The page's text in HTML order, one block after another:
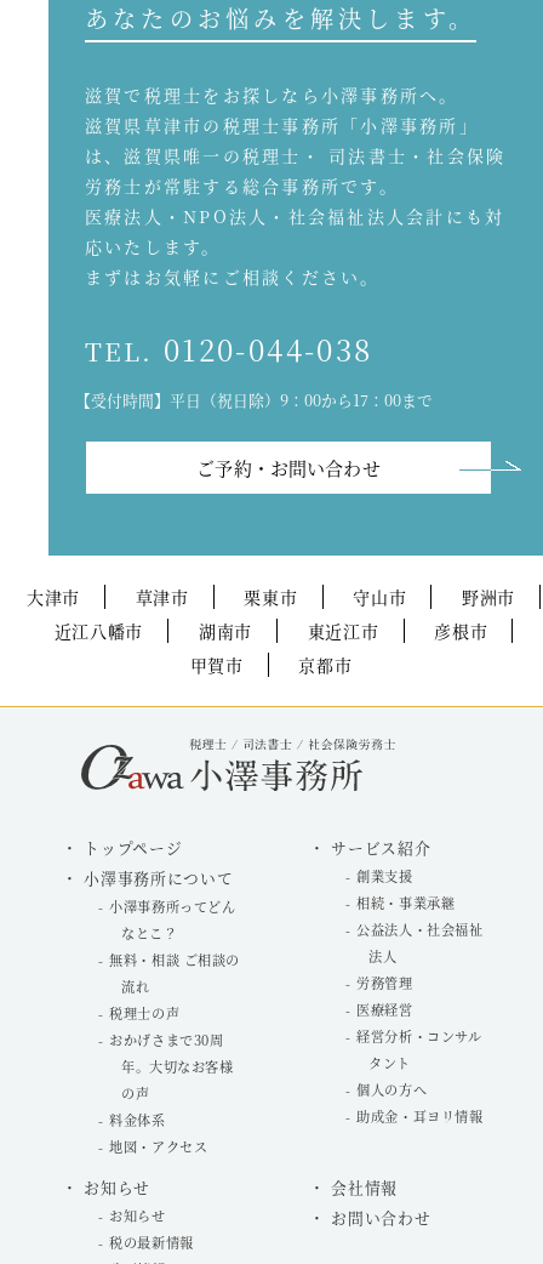
あなたのお悩みを解決します。
滋賀で税理士をお探しなら小澤事務所へ。
滋賀県草津市の税理士事務所「小澤事務所」
は、滋賀県唯一の税理士・ 司法書士・社会保険
労務士が常駐する総合事務所です。
医療法人・NPO法人・社会福祉法人会計にも対
応いたします。
まずはお気軽にご相談ください。
TEL. 0120-044-038
【受付時間】平日（祝日除）9：00から17：00まで
ご予約・お問い合わせ
大津市 草津市 栗東市 守山市
野洲市
近江八幡市
湖南市 東近江市
彦根市
甲賀市
京都市
トップページ
小澤事務所について
小澤事務所ってどん
なとこ？
無料・相談 ご相談の
流れ
税理士の声
おかげさまで30周
年。大切なお客様
の声
料金体系
地図・アクセス
サービス紹介
創業支援
相続・事業承継
公益法人・社会福祉
法人
労務管理
医療経営
経営分析・コンサル
タント
個人の方へ
助成金・耳ヨリ情報
お知らせ
お知らせ
税の最新情報
会社情報
お問い合わせ